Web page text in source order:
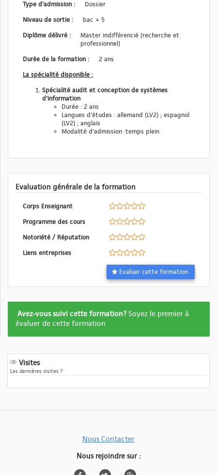
Type d'admission :
Dossier
Niveau de sortie :
bac + 5
Diplôme délivré :
Master indifférencié (recherche et
professionnel)
Durée de la formation :
2 ans
La spécialité disponible :
Spécialité audit et conception de systèmes
d'information
Durée : 2 ans
Langues d'études : allemand (LV2) ; espagnol
(LV2) ; anglais
Modalité d'admission :temps plein
Evaluation générale de la formation
Corps Enseignant
Programme des cours
Notoriété / Réputation
Liens entreprises
Evaluer cette formation.
Formation
pas
Avez-vous suivi cette formation?Soyez le premier à
évaluer de cette formation
Visites
Les dernières visites ?
Nous Contacter
Nous rejoindre sur :